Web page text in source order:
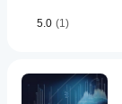
5.0 (1)